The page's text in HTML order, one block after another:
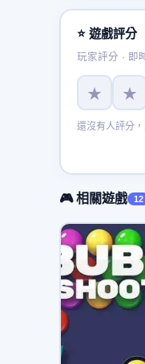
⭐ 遊戲評分
玩家評分 · 即
★ ★
還沒有人評分
🎮 相關遊戲 12